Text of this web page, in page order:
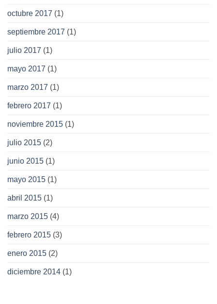
octubre 2017 (1)
septiembre 2017 (1)
julio 2017 (1)
mayo 2017 (1)
marzo 2017 (1)
febrero 2017 (1)
noviembre 2015 (1)
julio 2015 (2)
junio 2015 (1)
mayo 2015 (1)
abril 2015 (1)
marzo 2015 (4)
febrero 2015 (3)
enero 2015 (2)
diciembre 2014 (1)